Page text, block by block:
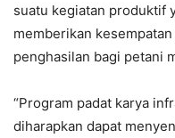
suatu kegiatan produktif
memberikan
penghasilan bagi petani
“Program padat karya
diharapkan dapat